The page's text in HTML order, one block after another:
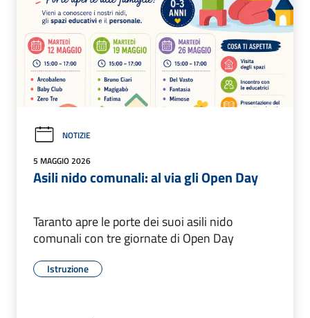
NOTIZIE
5 MAGGIO 2026
Asili nido comunali: al via gli Open Day
Taranto apre le porte dei suoi asili nido
comunali con tre giornate di Open Day
Istruzione